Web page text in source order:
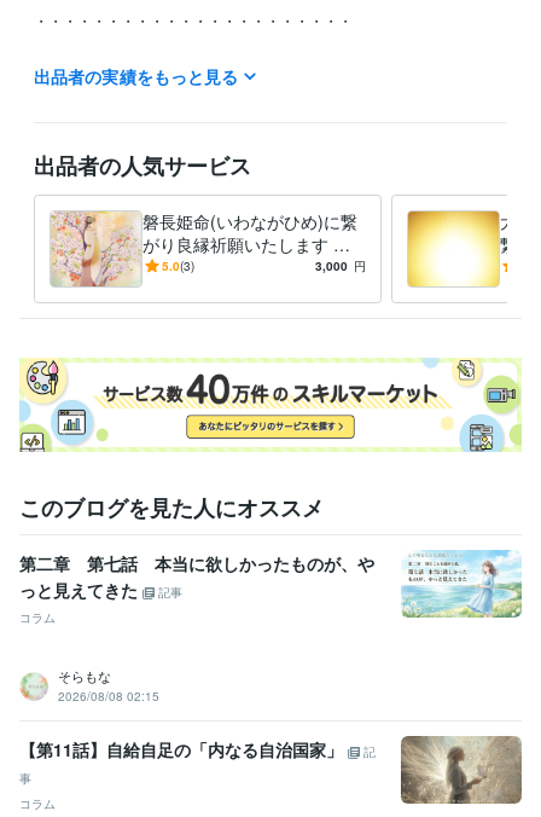
・・・・・・・・・・・・・・・・・・・・・・
新たな次元の世に向かい　大いなる力（宇宙の根源大神）より
天命・御役目を受けまして御神事をさせていただいております
神と社（やしろ）を復活させていく御神事
神と神を繋げていく御神事
神と人を繋げていく御神事
2022年より本格的に御役目が始まりますので
今後は自粛しながらの営業となります
ブログにて　天より　神々より御神託を記載しておりますので
御覧いただけましたら幸いです
ブログ　→　宇宙意識と未来農業に向かって
天命を受け　2020年11月より
詳しくはブログのプロフィールにて記載しております
御縁をいただけました皆様には心より感謝を統べます
イレギュラーが発生した場合
「正式回答は　〇〇時頃のお届け予定になります」とご連絡致します
出品者の実績をもっと見る
出品者の人気サービス
磐長姫命(いわながひめ)に繋
がり良縁祈願いたします 神
と繋がる霊能者 龍神族の巫
5.0(3) 3,000 円
大い
繋が
神
このブログを見た人にオススメ
第二章 第七話 本当に欲しかったものが、や
っと見えてきた
記事
コラム
そらもな
2026/08/08 02:15
【第11話】自給自足の「内なる自治国家」
記
事
コラム